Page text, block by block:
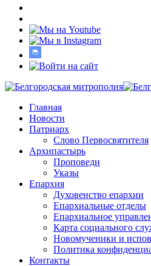
Главная
Новости
Патриарх
Слово Первосвятителя
Архипастырь
Проповеди
Указы
Епархия
Духовенство епархии
Епархиальные отделы
Епархиальное
Карта социального
Новомученики и
Политика
Контакты